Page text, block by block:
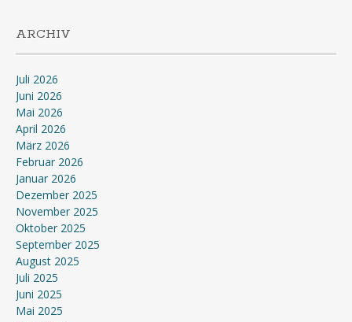
ARCHIV
Juli 2026
Juni 2026
Mai 2026
April 2026
März 2026
Februar 2026
Januar 2026
Dezember 2025
November 2025
Oktober 2025
September 2025
August 2025
Juli 2025
Juni 2025
Mai 2025